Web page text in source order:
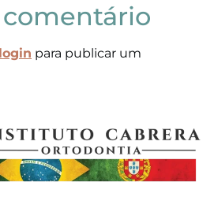
login para publicar um